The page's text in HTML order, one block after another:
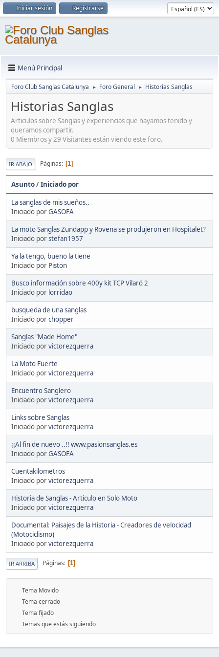
Iniciar sesión Registrarse
Menú Principal
Foro Club Sanglas Catalunya ► Foro General ► Historias Sanglas
Historias Sanglas
Articulos sobre Sanglas y experiencias que hayamos tenido y
queramos compartir.
0 Miembros y 29 Visitantes están viendo este foro.
IR ABAJO Páginas 1
Asunto/Iniciado por
La sanglas de mis sueños..
Iniciado porGASOFA
La moto Sanglas Zundapp y Rovena se produjeron en Hospitalet?
Iniciado porstefan1957
Ya la tengo, bueno la tiene
Iniciado por Piston
Busco información sobre 400y kit TCP Vilaró 2
Iniciado por lorridao
busqueda de una sanglas
Iniciado porchopper
Sanglas "Made Home"
Iniciado porvictorezquerra
La Moto Fuerte
Iniciado porvictorezquerra
Encuentro Sanglero
Iniciado porvictorezquerra
Links sobre Sanglas
Iniciado porvictorezquerra
¡¡Al fin de nuevo ..!! www.pasionsanglas.es
Iniciado porGASOFA
Cuentakilometros
Iniciado porvictorezquerra
Historia de Sanglas - Articulo en Solo Moto
Iniciado porvictorezquerra
Documental: Paisajes de la Historia - Creadores de velocidad
(Motociclismo)
Iniciado porvictorezquerra
IR ARRIBA Páginas 1
Tema Movido
Tema cerrado
Tema fijado
Temas que estás siguiendo